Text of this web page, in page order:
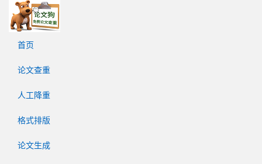
首页
论文查重
人工降重
格式排版
论文生成